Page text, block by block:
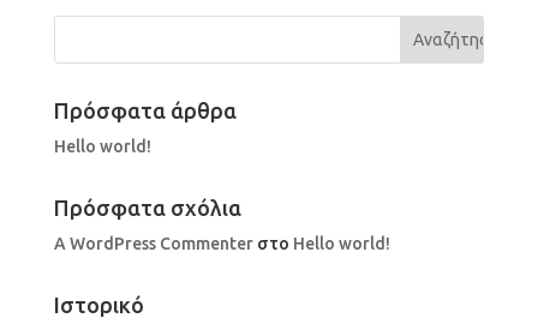
Πρόσφατα άρθρα
Hello world!
Πρόσφατα σχόλια
A WordPress Commenterστο Hello world!
Ιστορικό